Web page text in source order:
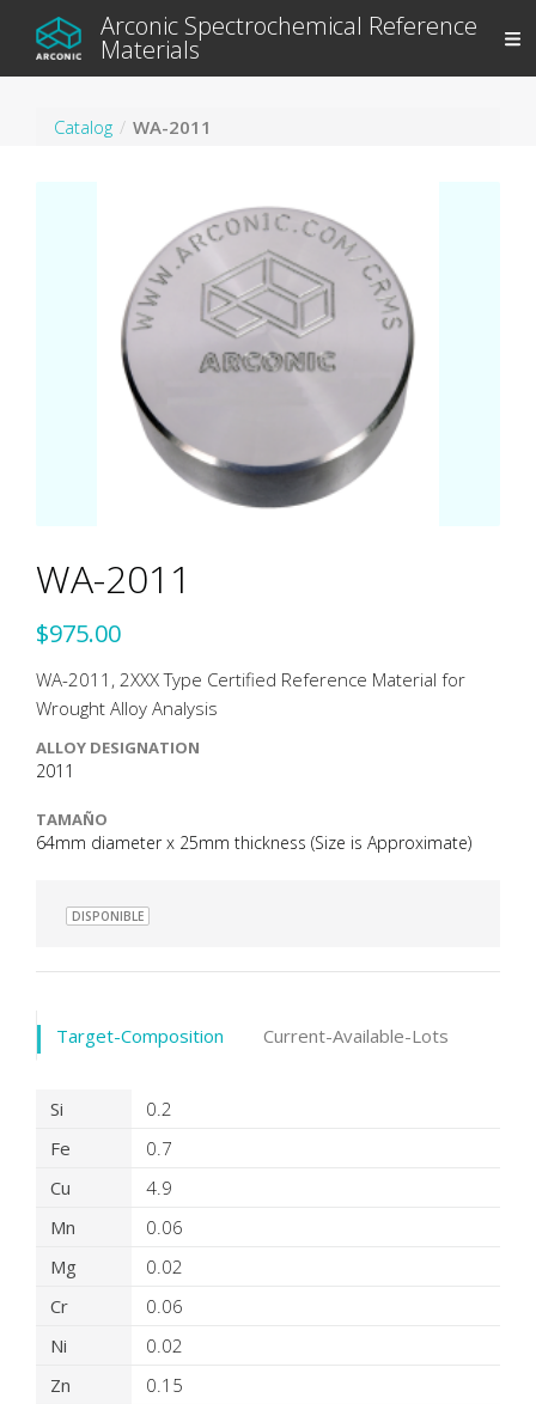
Arconic Spectrochemical Reference
Materials
Catalog WA-2011
WA-2011
$975.00
WA-2011, 2XXX Type Certified Reference Material for
Wrought Alloy Analysis
ALLOY DESIGNATION
2011
TAMAÑO
64mm diameter x 25mm thickness (Size is Approximate)
DISPONIBLE
Target-Composition Current-Available-Lots
Detalles del producto
Si
0.2
Fe
0.7
Cu
4.9
Mn
0.06
Mg
0.02
Cr
0.06
Ni
0.02
Zn
0.15